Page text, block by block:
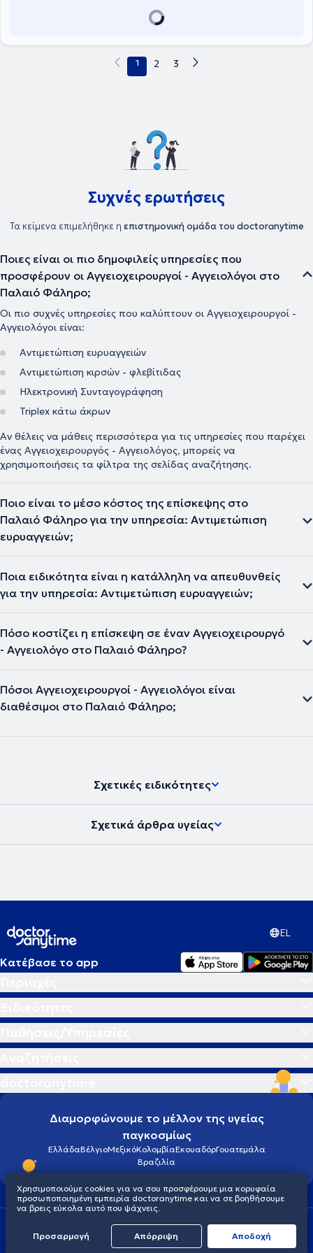
παρακολουθεί διαρκώς πλήθος εκπαιδευτικών σεμιναρίων
καθώς, όπως υποστηρίζει και ο ίδιος, οι ιατρικές υποδείξεις,
1 2 3
Συχνές ερωτήσεις
Τα κείμενα επιμελήθηκε η επιστημονική ομάδα του doctoranytime
Ποιες είναι οι πιο δημοφιλείς υπηρεσίες που
προσφέρουν οι Αγγειοχειρουργοί - Αγγειολόγοι στο
Παλαιό Φάληρο;
Οι πιο συχνές υπηρεσίες που καλύπτουν οι Αγγειοχειρουργοί -
Αγγειολόγοι είναι:
Αντιμετώπιση ευρυαγγειών
Αντιμετώπιση κιρσών - φλεβίτιδας
Ηλεκτρονική Συνταγογράφηση
Triplex κάτω άκρων
Αν θέλεις να μάθεις περισσότερα για τις υπηρεσίες που παρέχει
ένας Αγγειοχειρουργός - Αγγειολόγος, μπορείς να
χρησιμοποιήσεις τα φίλτρα της σελίδας αναζήτησης.
Ποιο είναι το μέσο κόστος της επίσκεψης στο
Παλαιό Φάληρο για την υπηρεσία: Αντιμετώπιση
ευρυαγγειών;
Ποια ειδικότητα είναι η κατάλληλη να απευθυνθείς
για την υπηρεσία: Αντιμετώπιση ευρυαγγειών;
Πόσο κοστίζει η επίσκεψη σε έναν Αγγειοχειρουργό
- Αγγειολόγο στο Παλαιό Φάληρο?
Πόσοι Αγγειοχειρουργοί - Αγγειολόγοι είναι
διαθέσιμοι στο Παλαιό Φάληρο;
Σχετικές ειδικότητες
Σχετικά άρθρα υγείας
EL
Κατέβασε το app
Διαμορφώνουμε το μέλλον της υγείας
παγκοσμίως
ΕλλάδαΒέλγιοΜεξικόΚολομβίαΕκουαδόρΓουατεμάλα
Βραζιλία
Πολιτική προστασίας προσωπικού απορρήτου
© 2026 doctoranytime
Χρησιμοποιούμε cookies για να σου προσφέρουμε μια κορυφαία
προσωποποιημένη εμπειρία doctoranytime και να σε βοηθήσουμε
να βρεις εύκολα αυτό που ψάχνεις.
Προσαρμογή Απόρριψη Aποδοχή